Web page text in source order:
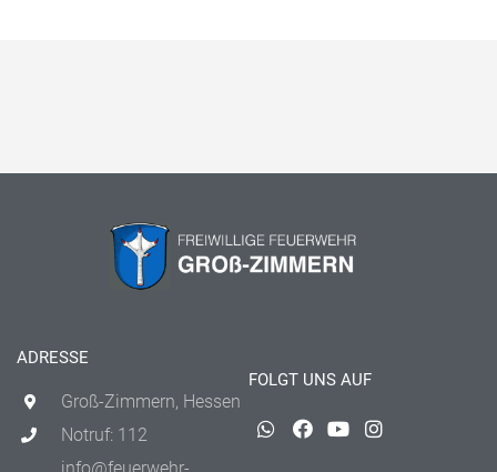
ADRESSE
Groß-Zimmern, Hessen
Notruf: 112
FOLGT UNS AUF